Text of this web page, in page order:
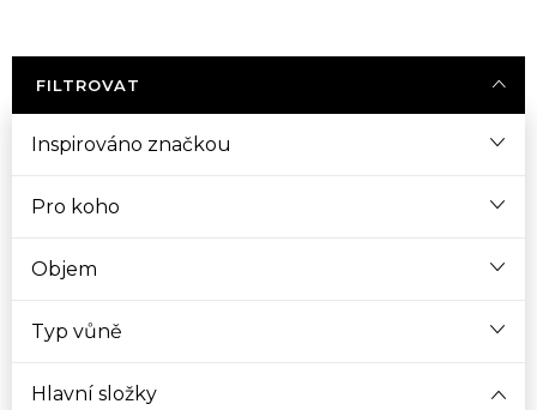
FILTROVAT
Inspirováno značkou
Pro koho
Objem
Typ vůně
Hlavní složky